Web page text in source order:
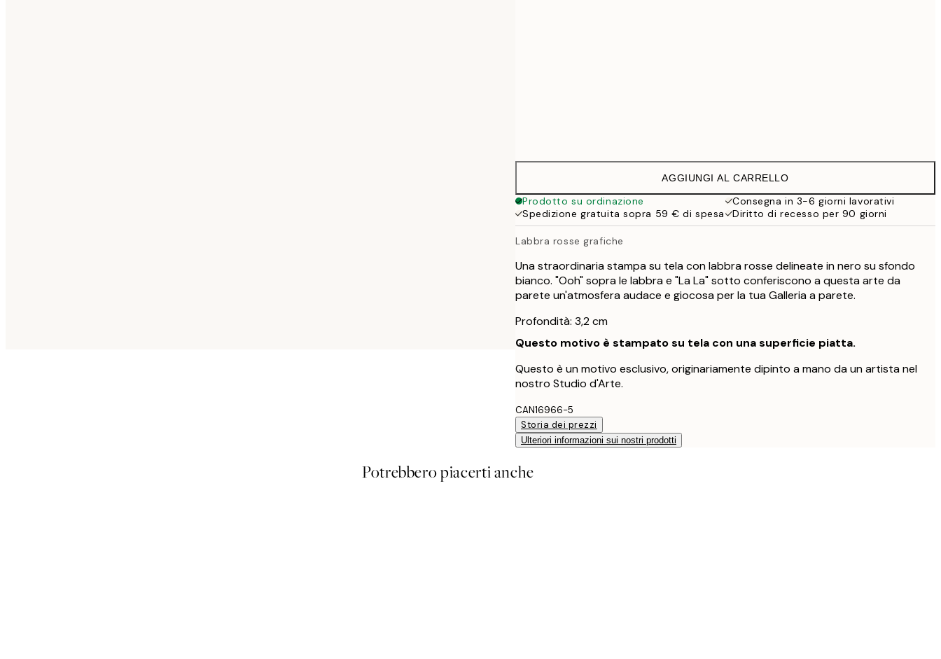
AGGIUNGI AL CARRELLO
Prodotto su ordinazione
Consegna in 3-6 giorni lavorativi
Spedizione gratuita sopra 59 € di spesa
Diritto di recesso per 90 giorni
Labbra rosse grafiche
Una straordinaria stampa su tela con labbra rosse delineate in nero su sfondo
bianco. "Ooh" sopra le labbra e "La La" sotto conferiscono a questa arte da
parete un'atmosfera audace e giocosa per la tua Galleria a parete.
Profondità: 3,2 cm
Questo motivo è stampato su tela con una superficie piatta.
Questo è un motivo esclusivo, originariamente dipinto a mano da un artista nel
nostro Studio d'Arte.
CAN16966-5
Storia dei prezzi
Ulteriori informazioni sui nostri prodotti
Potrebbero piacerti anche